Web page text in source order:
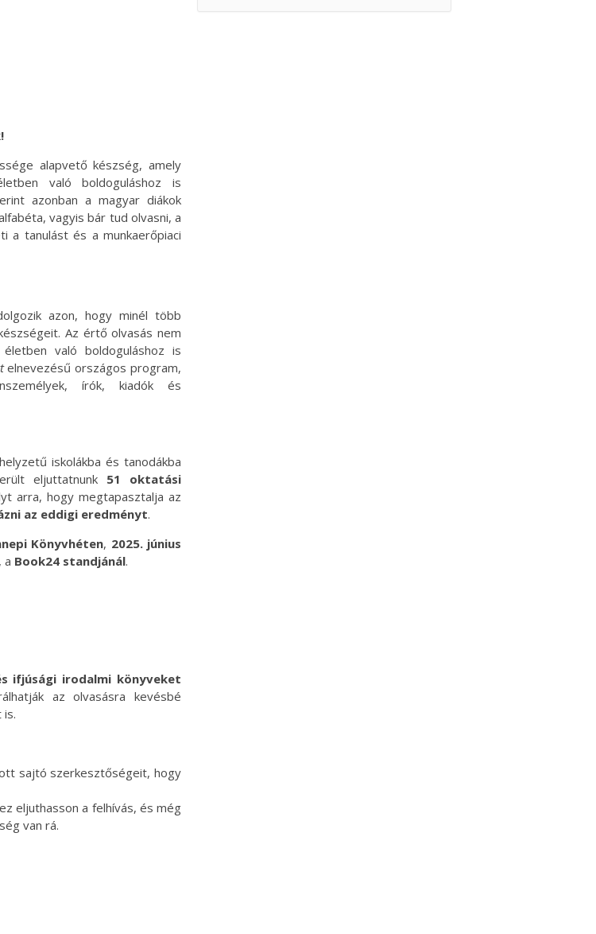
alapvető készség, amely
való boldoguláshoz is
azonban a magyar diákok
vagyis bár tud olvasni, a
a tanulást és a munkaerőpiaci
azon, hogy minél több
Az értő olvasás nem
való boldoguláshoz is
elnevezésű országos program,
írók, kiadók és
iskolákba és tanodákba
eljuttatnunk 51 oktatási
arra, hogy megtapasztalja az
az eddigi eredményt.
Könyvhéten, 2025. június
, a Book24 standjánál.
ifjúsági irodalmi könyveket
az olvasásra kevésbé
sajtó szerkesztőségeit, hogy
eljuthasson a felhívás, és még
van rá.